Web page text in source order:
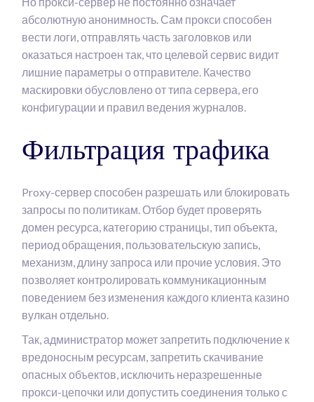
абсолютную анонимность. Сам прокси способен
вести логи, отправлять часть заголовков или
оказаться настроен так, что целевой сервис видит
лишние параметры о отправителе. Качество
маскировки обусловлено от типа сервера, его
конфигурации и правил ведения журналов.
Фильтрация трафика
Proxy-сервер способен разрешать или блокировать
запросы по политикам. Отбор будет проверять
домен ресурса, категорию страницы, тип объекта,
период обращения, пользовательскую запись,
механизм, длину запроса или прочие условия. Это
позволяет контролировать коммуникационным
поведением без изменения каждого клиента казино
вулкан отдельно.
Так, администратор может запретить подключение к
вредоносным ресурсам, запретить скачивание
опасных объектов, исключить неразрешенные
прокси-цепочки или допустить соединения только с